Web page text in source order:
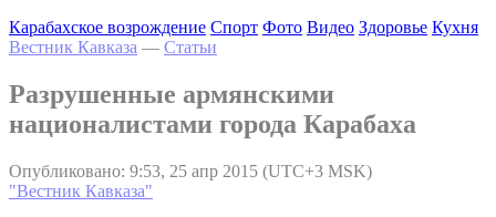
Карабахское возрождение Спорт Фото Видео Здоровье Кухня
Вестник Кавказа — Статьи
Разрушенные армянскими
националистами города Карабаха
Опубликовано: 9:53, 25 апр 2015 (UTC+3 MSK)
"Вестник Кавказа"